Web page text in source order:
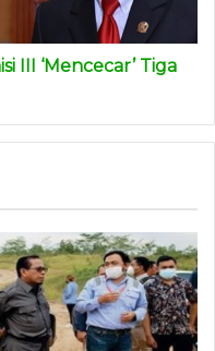
III ‘Mencecar’ Tiga